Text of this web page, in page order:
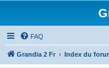
FAQ
Grandia 2 Fr Index du